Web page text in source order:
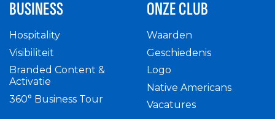
BUSINESS
Hospitality
Visibiliteit
Branded Content &
Activatie
360° Business Tour
ONZE CLUB
Waarden
Geschiedenis
Logo
Native Americans
Vacatures